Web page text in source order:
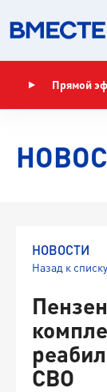
Прямой
НОВОСТИ
Назад к списку
СВО